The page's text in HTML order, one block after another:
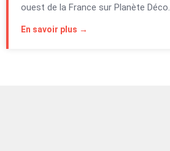
ouest de la France sur Planète Déco.
En savoir plus →